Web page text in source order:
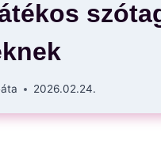
2026.02.24.